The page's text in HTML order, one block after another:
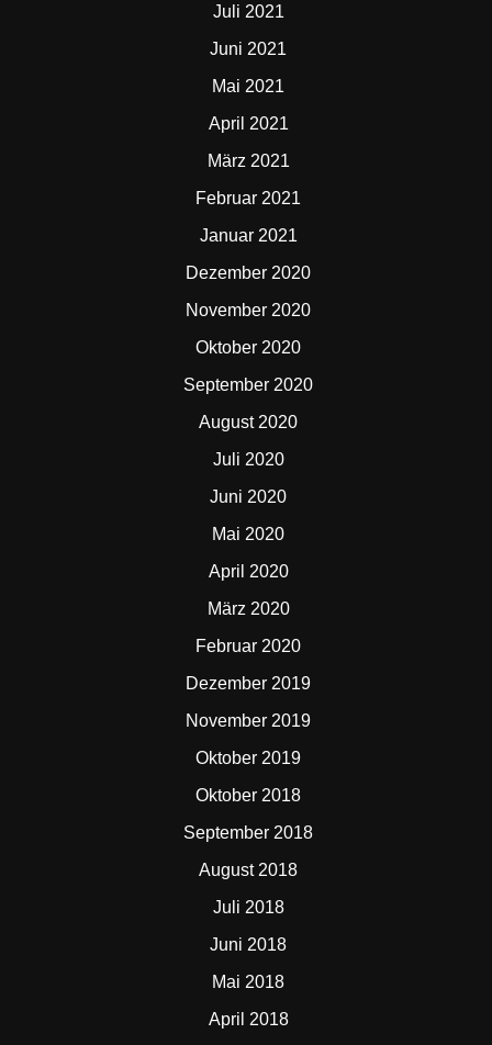
Juli 2021
Juni 2021
Mai 2021
April 2021
März 2021
Februar 2021
Januar 2021
Dezember 2020
November 2020
Oktober 2020
September 2020
August 2020
Juli 2020
Juni 2020
Mai 2020
April 2020
März 2020
Februar 2020
Dezember 2019
November 2019
Oktober 2019
Oktober 2018
September 2018
August 2018
Juli 2018
Juni 2018
Mai 2018
April 2018